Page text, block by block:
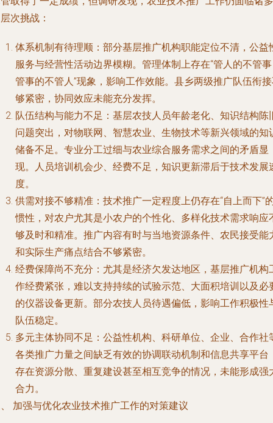
次挑战：
体系机制有待理顺 ：部分基层推广机构职能定位不清，公益
服务与经营性活动边界模糊。管理体制上存在“管人的不管
管事的不管人”现象，影响工作效能。县乡两级推广队伍衔
够紧密，协同效应未能充分发挥。
队伍结构与能力不足 ：基层农技人员年龄老化、知识结构陈
问题突出，对物联网、智慧农业、生物技术等新兴领域的知
储备不足。专业分工过细与农业综合服务需求之间的矛盾显
现。人员培训机会少、经费不足，知识更新滞后于技术发展
度。
供需对接不够精准 ：技术推广一定程度上仍存在“自上而下”
惯性，对农户尤其是小农户的个性化、多样化技术需求响应
够及时和精准。推广内容有时与当地资源条件、农民接受能
和实际生产痛点结合不够紧密。
经费保障尚不充分 ：尤其是经济欠发达地区，基层推广机构
作经费紧张，难以支持持续的试验示范、大面积培训以及必
的仪器设备更新。部分农技人员待遇偏低，影响工作积极性
队伍稳定。
多元主体协同不足 ：公益性机构、科研单位、企业、合作社
各类推广力量之间缺乏有效的协调联动机制和信息共享平台
存在资源分散、重复建设甚至相互竞争的情况，未能形成强
合力。
加强与优化农业技术推广工作的对策建议